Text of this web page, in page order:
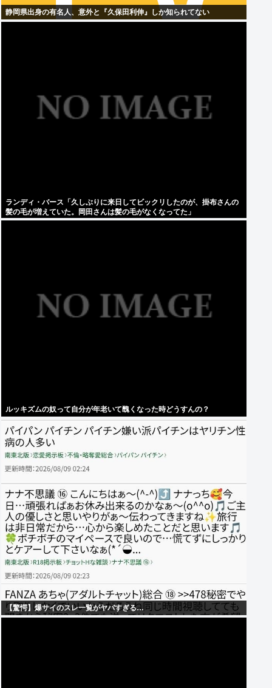
静岡県出身の有名人、意外と『久保田利伸』しか知られてない
ランディ・バース「久しぶりに来日してビックリしたのが、掛布さんの
髪の毛が増えていた。岡田さんは髪の毛がなくなってた」
ルッキズムの奴って自分が年老いて醜くなった時どうすんの？
【驚愕】爆サイのスレ一覧がヤバすぎる…